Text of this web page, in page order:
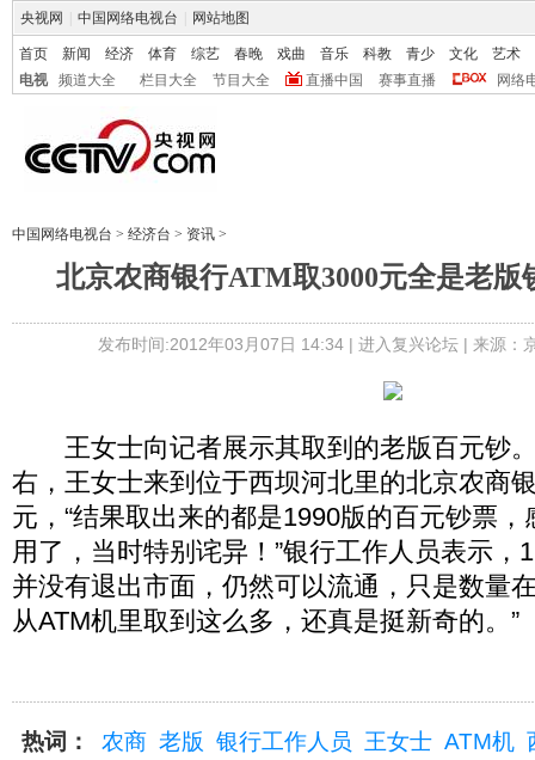
央视网 中国网络电视台 网站地图
首页 新闻 经济 体育 综艺 春晚 戏曲 音乐 科教 青少 文化
艺术
电视
频道大全 栏目大全 节目大全 直播中国 赛事直播 网络
中国网络电视台 > 经济台 > 资讯 >
北京农商银行ATM取3000元全是老版
发布时间:2012年03月07日 14:34 | 进入复兴论坛| 来源：
王女士向记者展示其取到的老版百元钞
右，王女士来到位于西坝河北里的北京农商
元，“结果取出来的都是1990版的百元钞票
用了，当时特别诧异！”银行工作人员表示，
并没有退出市面，仍然可以流通，只是数量
从ATM机里取到这么多，还真是挺新奇的。”
热词： 农商 老版 银行工作人员 王女士 ATM机